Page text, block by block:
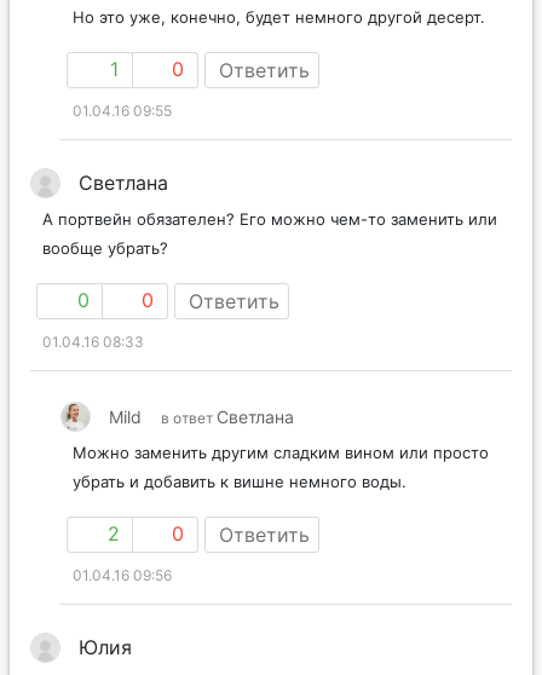
Но это уже, конечно, будет немного другой десерт.
1 0 Ответить
01.04.16 09:55
Светлана
А портвейн обязателен? Его можно чем-то заменить или
вообще убрать?
0 0 Ответить
01.04.16 08:33
Mild в ответ Светлана
Можно заменить другим сладким вином или просто
убрать и добавить к вишне немного воды.
2 0 Ответить
01.04.16 09:56
Юлия